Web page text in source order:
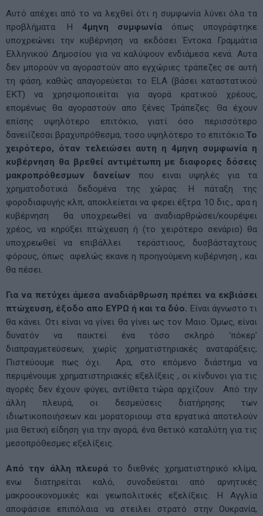
Αυτό απέχει από το να λεχθεί ότι η συμφωνία λύνει όλα τα
προβλήματα. Η 4μηνη συμφωνία όπως υπογράφτηκε
υποχρεώνει την κυβέρνηση να εκδόσει Έντοκα Γραμμάτια
Ελληνικού Δημοσίου για να καλύψουν ενδιάμεσα κενά. Αυτα
δεν μπορούν να αγοραστούν απο εγχώριες τράπεζες σε αυτή
τη φάση, καθώς απαγορεύεται το ELA (βάσει καταστατικού
ΕΚΤ) να χρησιμοποιείται για αγορά κρατικού χρέους,
επομένως θα αγοραστούν απο ξένες Τράπεζες. Θα έχουν
επίσης υψηλότερο επιτόκιο, γιατί όσο περισσότερο
δανειίζεσαι βραχυπρόθεσμα, τοσο υψηλότερο το επιτόκιο. Το
χειρότερο, όταν τελειώσει αυτη η 4μηνη συμφωνία η
κυβέρνηση θα βρεθεί αντιμέτωπη με διαφορες δόσεις
μακροπρόθεσμων δανείων που ειναι υψηλές για τα
χρηματοδοτικά δεδομένα της χώρας. Η πάταξη της
φοροδιαφυγής κλπ, αποκλείεται να φερει έξτρα 10 δις., αρα η
κυβέρνηση θα υποχρεωθεί να αναδιαρθρώσει/κουρέψει
χρέος, να κηρύξει πτώχευση ή (το χειρότερο σενάριο) θα
υποχρεωθεί να επιβάλλει τεράστιους, δυσβάσταχτους
φόρους, όπως αφελώς εκανε η προηγούμενη κυβέρνηση , και
θα πέσει.
Για να πετύχει άμεσα αναδιάρθρωση πρέπει να εκβιάσει
πτώχευση, έξοδο απο ΕΥΡΩ ή και τα δύο. Είναι άγνωστο τι
θα κάνει. Οτι είναι να γίνει θα γίνει ως τον Μαιο. Όμως, είναι
δυνατόν να παικτεί ένα τόσο σκληρό ‘πόκερ’
διαπραγμετεύσεων, χωρίς χρηματιστηριακές αναταράξεις;
Πιστεύουμε πως όχι. Αρα, στο επόμενο διάστημα να
περιμένουμε χρηματιστηριακές εξελίξεις , οι κίνδυνοι για τις
αγορές δεν έχουν φύγει, αντίθετα τώρα αρχίζουν. Από την
άλλη πλευρά, οι δεσμεύσεις διατήρησης των
ιδιωτικοποιήσεων και μορατοριουμ στα εργατικά αποτελούν
μια θετική είδηση για την αγορά, ένα θετικό καταλύτη για τις
μεσοπρόθεσμες εξελίξεις.
Από την άλλη πλευράτο διεθνές χρηματιστηρικό κλίμα,
ενω διατηρείται καλό, συνοδεύεται από αρνητικές
μακροοικονομικές και γεωπολιτικές εξελίξεις. Η Αγγλία
αποφάσισε επιπόλαια να στειλει στρατό στην Ουκρανία,